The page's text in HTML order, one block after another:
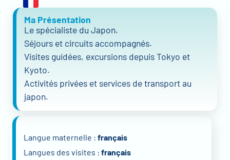
Ma Présentation
Le spécialiste du Japon.
Séjours et circuits accompagnés.
Visites guidées, excursions depuis Tokyo et
Kyoto.
Activités privées et services de transport au
japon.
Langue maternelle : français
Langues des visites : français